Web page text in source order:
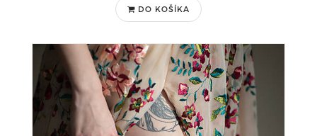
DO KOŠÍKA